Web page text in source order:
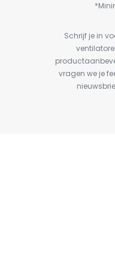
Schrijf je in
vragen we je